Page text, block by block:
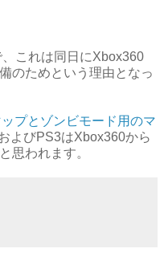
これは同日にXbox360
のためという理由となっ
プとゾンビモード用のマ
よびPS3はXbox360から
思われます。